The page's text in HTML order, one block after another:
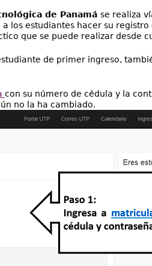
de Panamá se realiza
los estudiantes hacer su
que se puede realizar desde
de primer ingreso,
con su número de cédula y la
no la ha cambiado.